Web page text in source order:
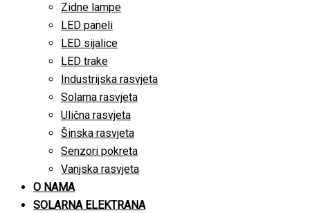
Zidne lampe
LED paneli
LED sijalice
LED trake
Industrijska rasvjeta
Solarna rasvjeta
Ulična rasvjeta
Šinska rasvjeta
Senzori pokreta
Vanjska rasvjeta
O NAMA
SOLARNA ELEKTRANA